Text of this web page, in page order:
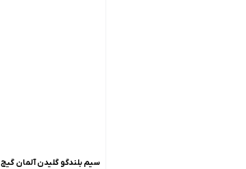
سیم بلندگو گلیدن آلمان گیج ۱۴